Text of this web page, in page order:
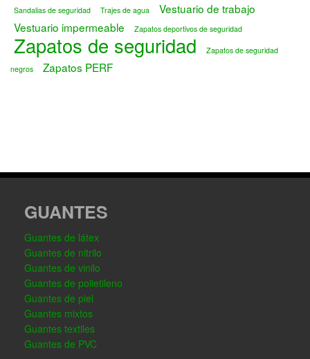
Sandalias de seguridad Trajes de agua
Vestuario de trabajo
Vestuario impermeable
Zapatos deportivos de seguridad
Zapatos de seguridad
Zapatos de seguridad
negros
Zapatos PERF
GUANTES
Guantes de látex
Guantes de nitrilo
Guantes de vinilo
Guantes de polietileno
Guantes de piel
Guantes mixtos
Guantes textiles
Guantes de PVC